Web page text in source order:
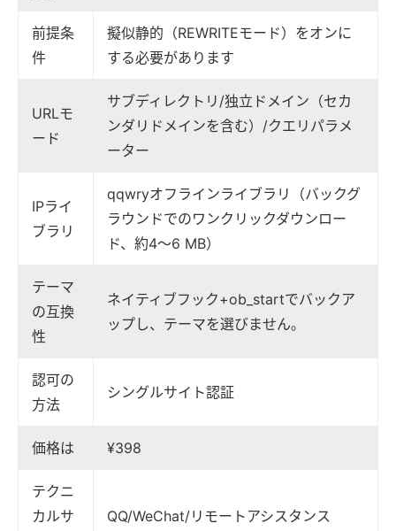
前提条
件
擬似静的（REWRITEモード）をオンに
する必要があります
URLモ
ード
サブディレクトリ/独立ドメイン（セカ
ンダリドメインを含む）/クエリパラメ
ーター
IPライ
ブラリ
qqwryオフラインライブラリ（バックグ
ラウンドでのワンクリックダウンロー
ド、約4〜6 MB）
テーマ
の互換
性
ネイティブフック+ob_startでバックア
ップし、テーマを選びません。
認可の
方法
シングルサイト認証
価格は ¥398
テクニ
カルサ
QQ/WeChat/リモートアシスタンス